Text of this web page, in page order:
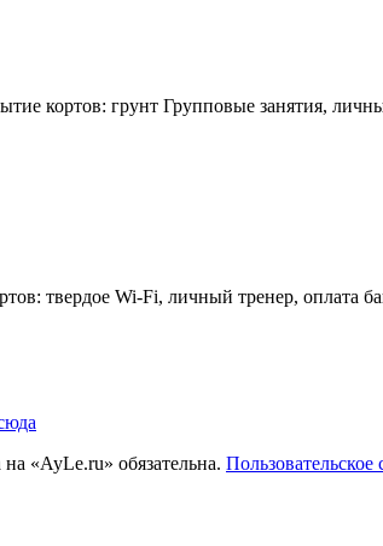
кортов: грунт Групповые занятия,
твердое Wi-Fi, личный тренер, оплата
«AyLe.ru» обязательна. Пользовательское